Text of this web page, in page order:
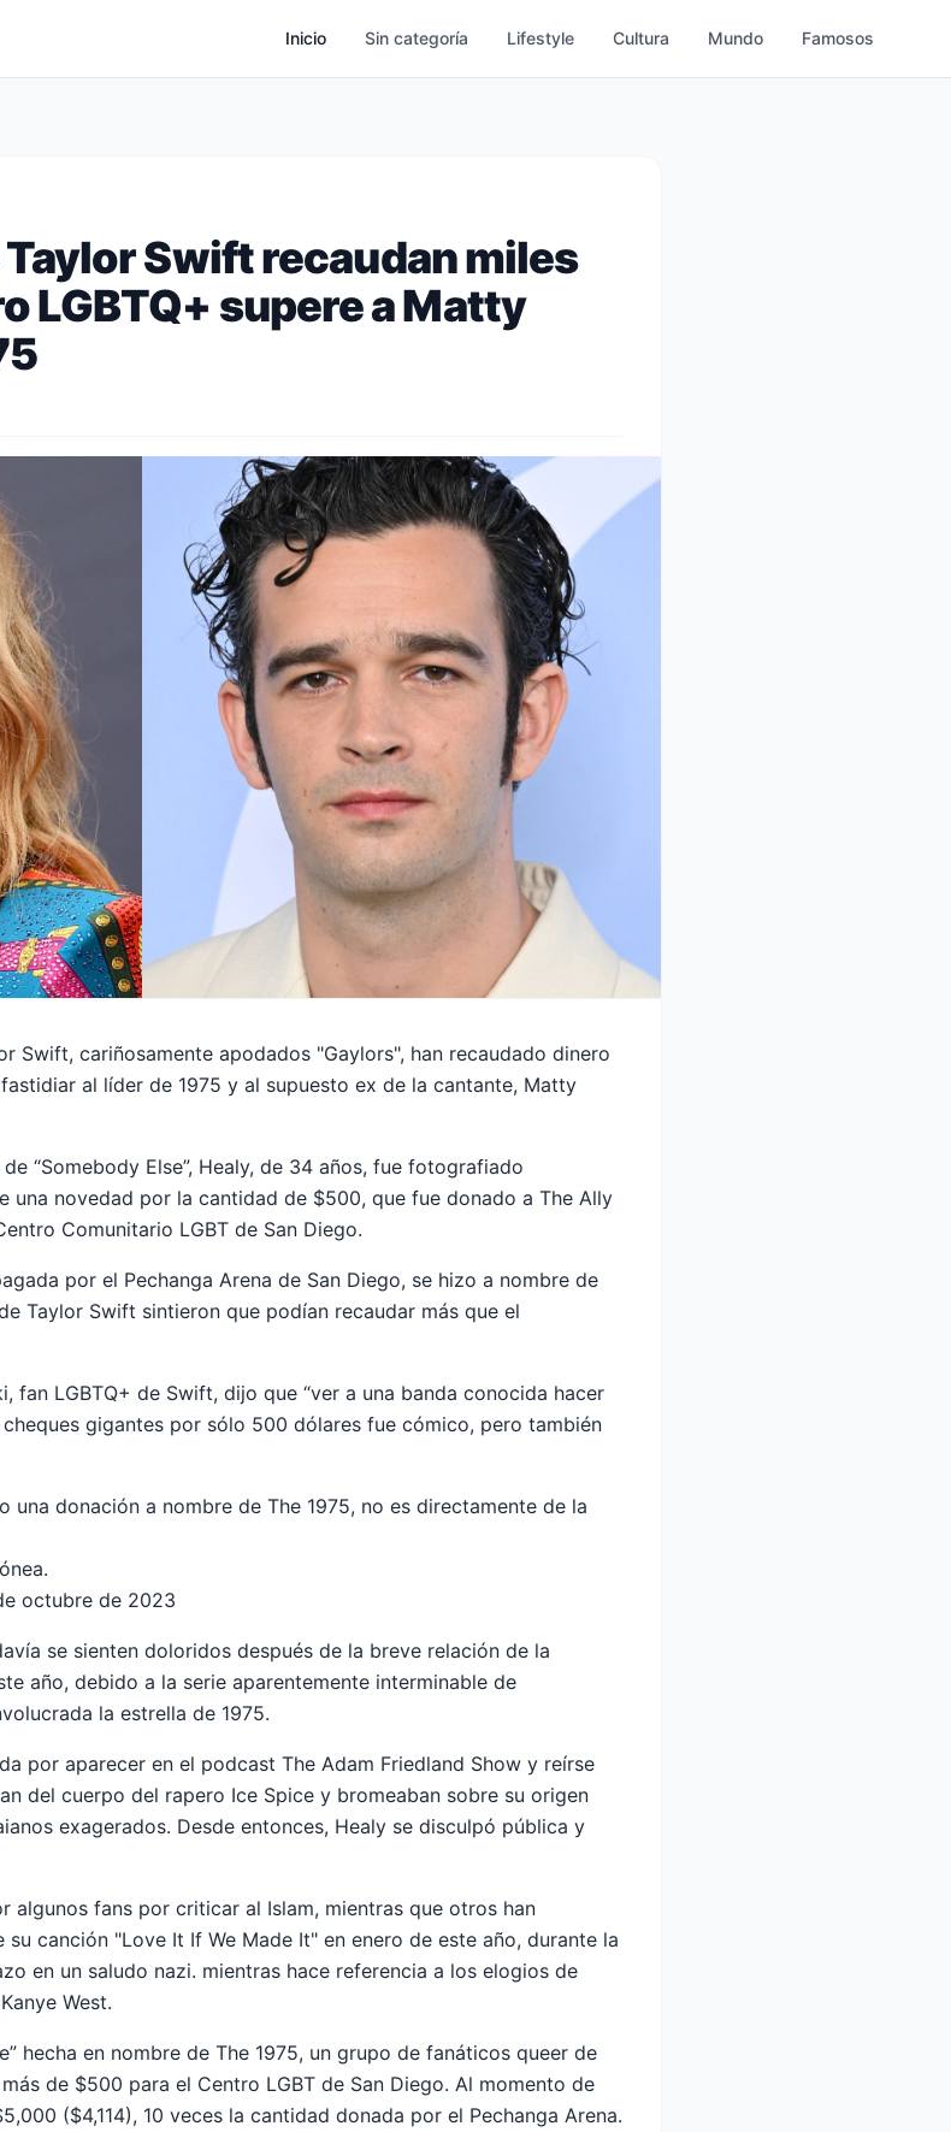
Inicio Sin categoría Lifestyle Cultura Mundo Famosos
Swift recaudan miles
LGBTQ+ supere a Matty
Swift, cariñosamente apodados "Gaylors", han recaudado dinero
al líder de 1975 y al supuesto ex de la cantante, Matty
“Somebody Else”, Healy, de 34 años, fue fotografiado
una novedad por la cantidad de $500, que fue donado a The Ally
Comunitario LGBT de San Diego.
por el Pechanga Arena de San Diego, se hizo a nombre de
Taylor Swift sintieron que podían recaudar más que el
fan LGBTQ+ de Swift, dijo que “ver a una banda conocida hacer
gigantes por sólo 500 dólares fue cómico, pero también
una donación a nombre de The 1975, no es directamente de la
octubre de 2023
se sienten doloridos después de la breve relación de la
año, debido a la serie aparentemente interminable de
la estrella de 1975.
por aparecer en el podcast The Adam Friedland Show y reírse
del cuerpo del rapero Ice Spice y bromeaban sobre su origen
exagerados. Desde entonces, Healy se disculpó pública y
algunos fans por criticar al Islam, mientras que otros han
canción "Love It If We Made It" en enero de este año, durante la
en un saludo nazi. mientras hace referencia a los elogios de
West.
hecha en nombre de The 1975, un grupo de fanáticos queer de
de $500 para el Centro LGBT de San Diego. Al momento de
($4,114), 10 veces la cantidad donada por el Pechanga Arena.